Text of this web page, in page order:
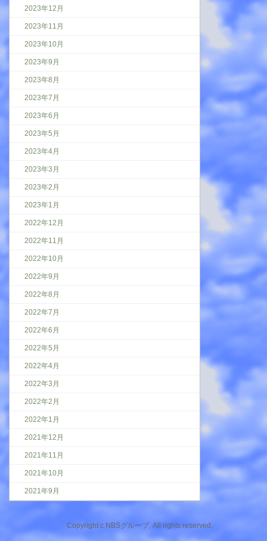
2023年12月
2023年11月
2023年10月
2023年9月
2023年8月
2023年7月
2023年6月
2023年5月
2023年4月
2023年3月
2023年2月
2023年1月
2022年12月
2022年11月
2022年10月
2022年9月
2022年8月
2022年7月
2022年6月
2022年5月
2022年4月
2022年3月
2022年2月
2022年1月
2021年12月
2021年11月
2021年10月
2021年9月
Copyright c NBSグループ, All rights reserved.